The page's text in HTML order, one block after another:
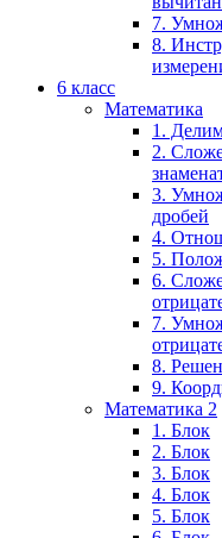
7.
8.
6 класс
Математика
1.
2.
3.
дробей
4.
5.
6.
7.
8.
9.
Математика 2
1. Блок
2. Блок
3. Блок
4. Блок
5. Блок